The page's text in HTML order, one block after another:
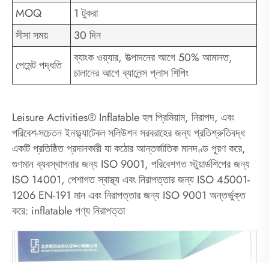
MOQ
1 টুকরা
সীসা সময়
30 দিন
পেমেন্ট পদ্ধতি
ব্যাংক ওয়্যার, উত্পাদনের আগে 50% আমানত,
চালানের আগে ব্যালেন্স প্লাস শিপিং
Leisure Activities® Inflatable হল প্রিমিয়াম, নিরাপদ, এবং
পরিবেশ-সচেতন ইনফ্ল্যাটেবল সলিউশন সরবরাহের জন্য প্রতিশ্রুতিবদ্ধ
একটি প্রতিষ্ঠিত প্রদানকারী যা কঠোর আন্তর্জাতিক মানদণ্ড পূরণ করে,
গুণমান ব্যবস্থাপনার জন্য ISO 9001, পরিবেশগত স্টুয়ার্ডশিপের জন্য
ISO 14001, পেশাগত স্বাস্থ্য এবং নিরাপত্তার জন্য ISO 45001-
1206 EN-191 মান এবং নিরাপত্তার জন্য ISO 9001 অন্তর্ভুক্ত
করে: inflatable পণ্য নিরাপত্তা